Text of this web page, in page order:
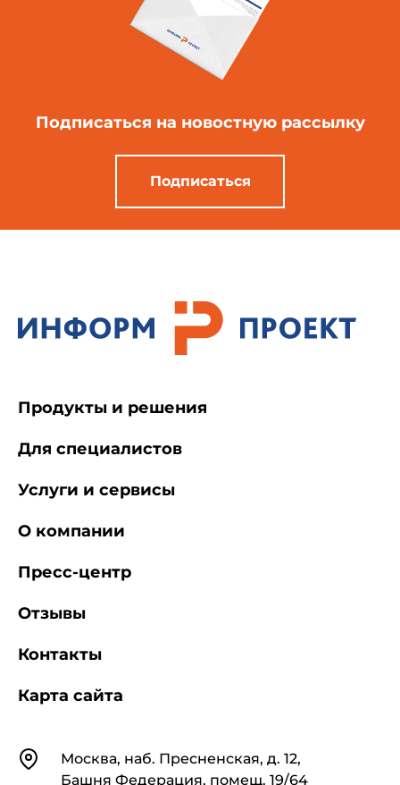
Подписаться на новостную рассылку
Подписаться
КонтактыМосква, наб. Пресненская, д. 12,
Башня Федерация, помещ. 19/64
Продукты и решения
Для специалистов
Услуги и сервисы
О компании
Пресс-центр
Отзывы
Контакты
Карта сайта